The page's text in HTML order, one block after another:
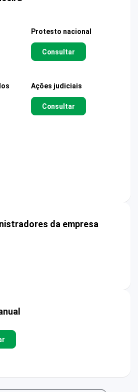
Protesto nacional
Consultar
Ações judiciais
Consultar
da empresa